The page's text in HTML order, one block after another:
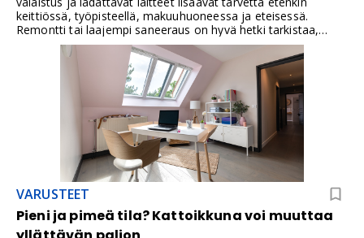
keittiössä, työpisteellä, makuuhuoneessa ja eteisessä.
Remontti tai laajempi saneeraus on hyvä hetki tarkistaa,
missä pistorasioita oikeasti tarvitaan ja voiko niitä lisätä
siististi ilman näkyviä jatkojohtoja.Pistorasioita on aina liian
vähän ja ne ovat väärissä paikoissa. Saga- Jussi- ja
Impressivo-kalustesarjoista löytyy sopivat pistorasiat uppo-
ja pinta-asennukseen, jopa nurkkaan.Pistorasian runkoon
integroidut lapsisuojat varmistavat kosketussuojauksen
silloinkin, kun pintaosat on poistettu.Uppokalusteet ovat
yleisin tapa asentaa sillä lopputulos on siisti, mutta
pintakalusteita käyttämällä voidaan asennustyö tehdä
kustannustehokkaammin. Uppokalusteiden
peitelevyvalikoima antaa paljon mahdollisuuksia ottaa
huomioon sisustuksen vaatimukset.Tutustu tästä Impressivo-
sarjan peitelevyvalikoimaan.
VARUSTEET
Pieni ja pimeä tila? Kattoikkuna voi muuttaa